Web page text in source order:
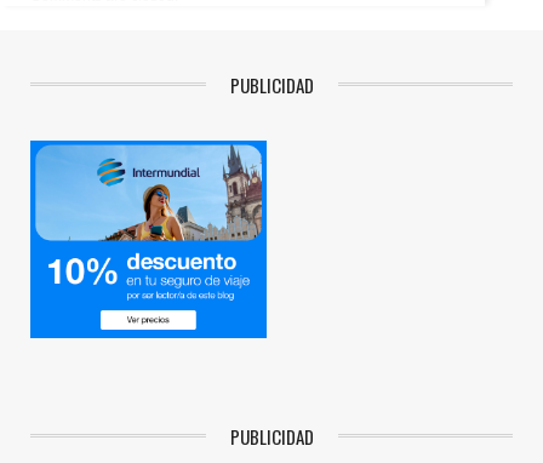
PUBLICIDAD
PUBLICIDAD